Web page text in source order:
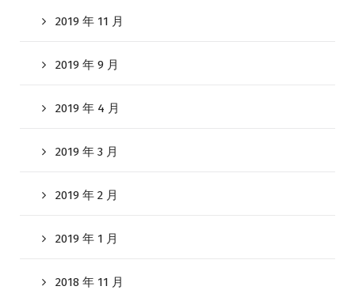
2019 年 11 月
2019 年 9 月
2019 年 4 月
2019 年 3 月
2019 年 2 月
2019 年 1 月
2018 年 11 月